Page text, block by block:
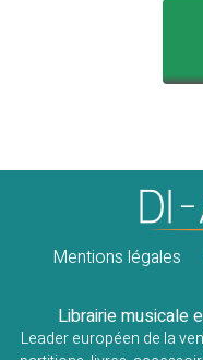
Mentions légales
Librairie musicale
Leader européen de la